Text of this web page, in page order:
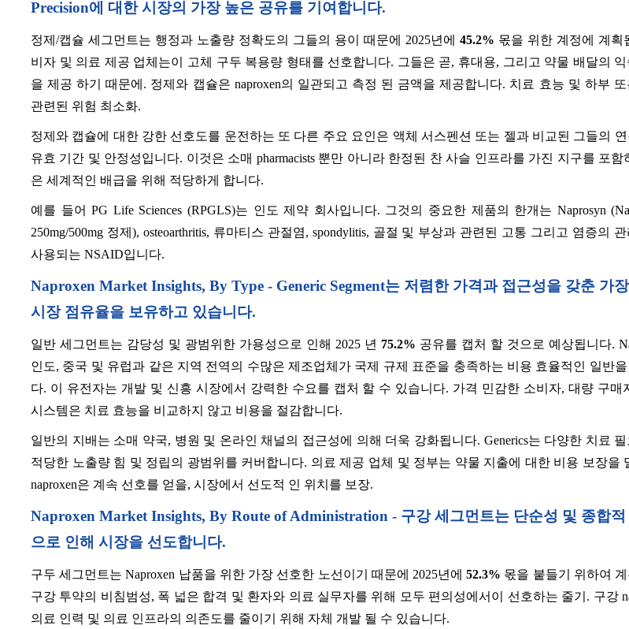
Precision에 대한 시장의 가장 높은 공유를 기여합니다.
정제/캡슐 세그먼트는 행정과 노출량 정확도의 그들의 용이 때문에 2025년에 45.2% 몫을 위한 계정에 계획
비자 및 의료 제공 업체는이 고체 구두 복용량 형태를 선호합니다. 그들은 곧, 휴대용, 그리고 약물 배달의 익
을 제공 하기 때문에. 정제와 캡슐은 naproxen의 일관되고 측정 된 금액을 제공합니다. 치료 효능 및 하부
관련된 위험 최소화.
정제와 캡슐에 대한 강한 선호도를 운전하는 또 다른 주요 요인은 액체 서스펜션 또는 젤과 비교된 그들의
유효 기간 및 안정성입니다. 이것은 소매 pharmacists 뿐만 아니라 한정된 찬 사슬 인프라를 가진 지구를 포함
은 세계적인 배급을 위해 적당하게 합니다.
예를 들어 PG Life Sciences (RPGLS)는 인도 제약 회사입니다. 그것의 중요한 제품의 한개는 Naprosyn
250mg/500mg 정제), osteoarthritis, 류마티스 관절염, spondylitis, 골절 및 부상과 관련된 고통 그리고 염증의
사용되는 NSAID입니다.
Naproxen Market Insights, By Type - Generic Segment는 저렴한 가격과 접근성을 갖춘 가
시장 점유율을 보유하고 있습니다.
일반 세그먼트는 감당성 및 광범위한 가용성으로 인해 2025 년 75.2% 공유를 캡처 할 것으로 예상됩니다.
인도, 중국 및 유럽과 같은 지역 전역의 수많은 제조업체가 국제 규제 표준을 충족하는 비용 효율적인 일반을
다. 이 유전자는 개발 및 신흥 시장에서 강력한 수요를 캡처 할 수 있습니다. 가격 민감한 소비자, 대량 구매
시스템은 치료 효능을 비교하지 않고 비용을 절감합니다.
일반의 지배는 소매 약국, 병원 및 온라인 채널의 접근성에 의해 더욱 강화됩니다. Generics는 다양한 치료 필
적당한 노출량 힘 및 정립의 광범위를 커버합니다. 의료 제공 업체 및 정부는 약물 지출에 대한 비용 보장을
naproxen은 계속 선호를 얻을, 시장에서 선도적 인 위치를 보장.
Naproxen Market Insights, By Route of Administration - 구강 세그먼트는 단순성 및 종합적
으로 인해 시장을 선도합니다.
구두 세그먼트는 Naproxen 납품을 위한 가장 선호한 노선이기 때문에 2025년에52.3% 몫을 붙들기 위하여
구강 투약의 비침범성, 폭 넓은 합격 및 환자와 의료 실무자를 위해 모두 편의성에서이 선호하는 줄기. 구강
의료 인력 및 의료 인프라의 의존도를 줄이기 위해 자체 개발 될 수 있습니다.